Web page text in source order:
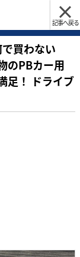
記事へ戻る
買わない
のPBカー用
足！ ドライブ